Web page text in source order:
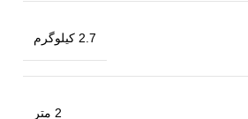
2.7 کیلوگرم
2 متر